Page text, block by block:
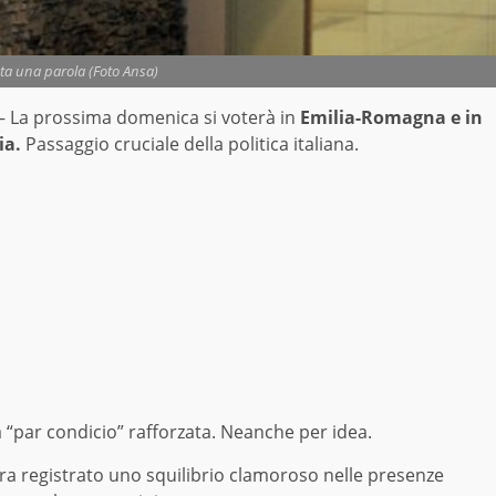
una parola (Foto Ansa)
La prossima domenica si voterà in Emilia-Romagna e in
Passaggio cruciale della politica italiana.
condicio” rafforzata. Neanche per idea.
registrato uno squilibrio clamoroso nelle presenze